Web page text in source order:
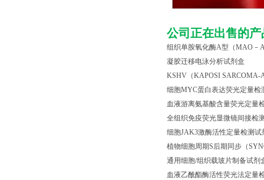
公司正在出售的产
组织单胺氧化酶A型（MAO －
凝胶迁移电泳分析试剂盒
KSHV （KAPOSI SARCOMA-
细胞MYC蛋白表达荧光定量检
血液游离氨基酸含量荧光定量
全组织免疫荧光显微镜间接检
细胞JAK3激酶活性定量检测试
植物细胞周期S后期同步（
通用细胞/组织载玻片制备试剂
血液乙酰酯酶活性荧光法定量